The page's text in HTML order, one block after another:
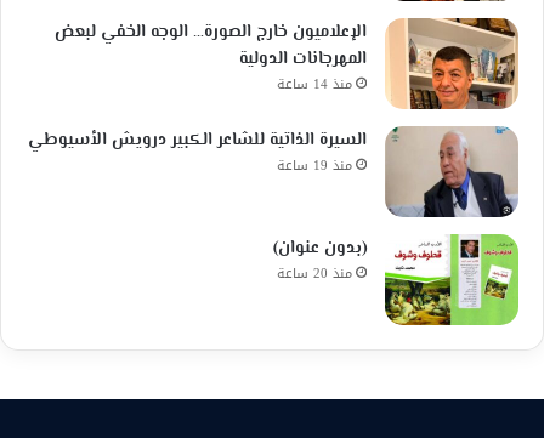
الإعلاميون خارج الصورة… الوجه الخفي لبعض
المهرجانات الدولية
منذ 14 ساعة
السيرة الذاتية للشاعر الكبير درويش الأسيوطي
منذ 19 ساعة
(بدون عنوان)
منذ 20 ساعة